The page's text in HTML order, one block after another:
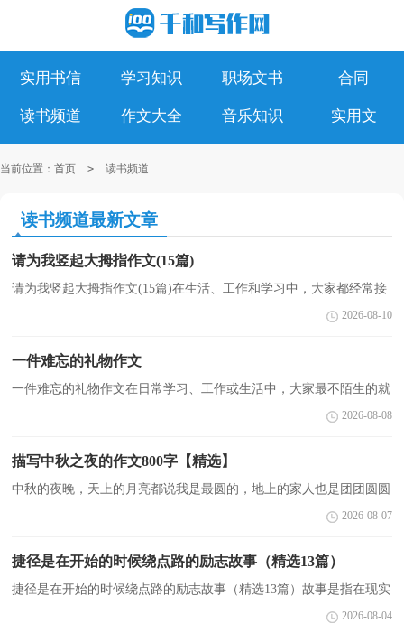
实用书信 学习知识 职场文书 合同
读书频道 作文大全 音乐知识 实用文
当前位置： 首页 > 读书频道
读书频道最新文章
请为我竖起大拇指作文(15篇)
请为我竖起大拇指作文(15篇)在生活、工作和学习中，大家都经常接
触到作文吧，作文是人们以书面形式表情达意的言语活动。那么，怎
2026-08-10
一件难忘的礼物作文
一件难忘的礼物作文在日常学习、工作或生活中，大家最不陌生的就
是作文了吧，作文是经过人的思想考虑和语言组织，通过文字来表达
2026-08-08
描写中秋之夜的作文800字【精选】
中秋的夜晚，天上的月亮都说我是最圆的，地上的家人也是团团圆圆
的，下面是小编整理的描写中秋之夜的作文，欢迎大家阅读!作文
2026-08-07
捷径是在开始的时候绕点路的励志故事（精选13篇）
捷径是在开始的时候绕点路的励志故事（精选13篇）故事是指在现实
认知观的基础上，对其描写成非常态性现象。是文学体裁的一种，侧
2026-08-04